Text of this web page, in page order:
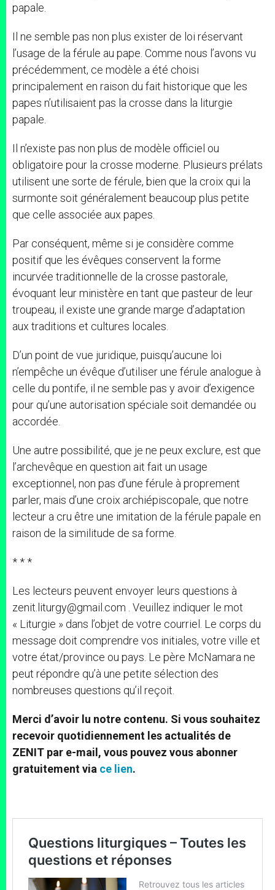
papale.
Il ne semble pas non plus exister de loi réservant
l’usage de la férule au pape. Comme nous l’avons vu
précédemment, ce modèle a été choisi
principalement en raison du fait historique que les
papes n’utilisaient pas la crosse dans la liturgie
papale.
Il n’existe pas non plus de modèle officiel ou
obligatoire pour la crosse moderne. Plusieurs prélats
utilisent une sorte de férule, bien que la croix qui la
surmonte soit généralement beaucoup plus petite
que celle associée aux papes.
Par conséquent, même si je considère comme
positif que les évêques conservent la forme
incurvée traditionnelle de la crosse pastorale,
évoquant leur ministère en tant que pasteur de leur
troupeau, il existe une grande marge d’adaptation
aux traditions et cultures locales.
D’un point de vue juridique, puisqu’aucune loi
n’empêche un évêque d’utiliser une férule analogue à
celle du pontife, il ne semble pas y avoir d’exigence
pour qu’une autorisation spéciale soit demandée ou
accordée.
Une autre possibilité, que je ne peux exclure, est que
l’archevêque en question ait fait un usage
exceptionnel, non pas d’une férule à proprement
parler, mais d’une croix archiépiscopale, que notre
lecteur a cru être une imitation de la férule papale en
raison de la similitude de sa forme.
* * *
Les lecteurs peuvent envoyer leurs questions à
zenit.liturgy@gmail.com . Veuillez indiquer le mot
« Liturgie » dans l’objet de votre courriel. Le corps du
message doit comprendre vos initiales, votre ville et
votre état/province ou pays. Le père McNamara ne
peut répondre qu’à une petite sélection des
nombreuses questions qu’il reçoit.
Merci d’avoir lu notre contenu. Si vous souhaitez
recevoir quotidiennement les actualités de
ZENIT par e-mail, vous pouvez vous abonner
gratuitement via ce lien.